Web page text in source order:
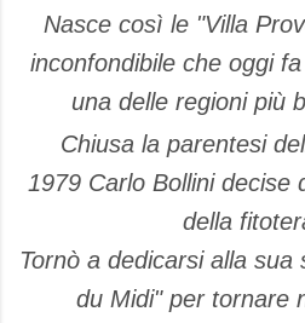
Nasce così le "Villa
inconfondibile che oggi
una delle regioni più
Chiusa la parentesi
1979 Carlo Bollini decise
della
Tornò a dedicarsi alla
du Midi" per tornare